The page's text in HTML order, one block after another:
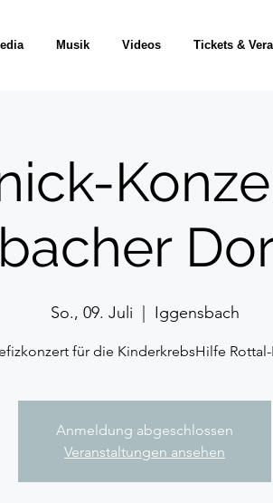
Musik Videos Tickets &
So., 09. Juli Iggensbach
für die KinderkrebsHilfe Rottal-
Anmeldung abgeschlossen
Veranstaltungen ansehen